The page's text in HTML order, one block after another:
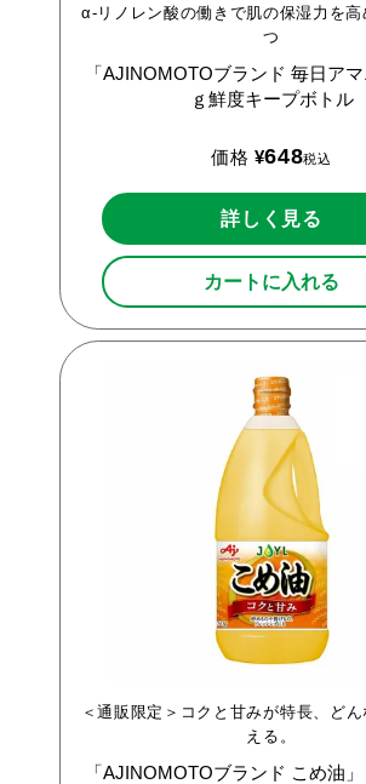
α-リノレン酸の働きで肌の保湿力を高
つ
「AJINOMOTOブランド 毎日アマ
ｇ鮮度キープボトル
価格 ¥648税込
詳しく見る
カートに入れる
＜通販限定＞コクと甘みが特長、ど
える。
「AJINOMOTOブランド こめ油」